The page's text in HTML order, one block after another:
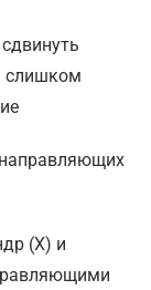
слишком
направляющих
(X) и